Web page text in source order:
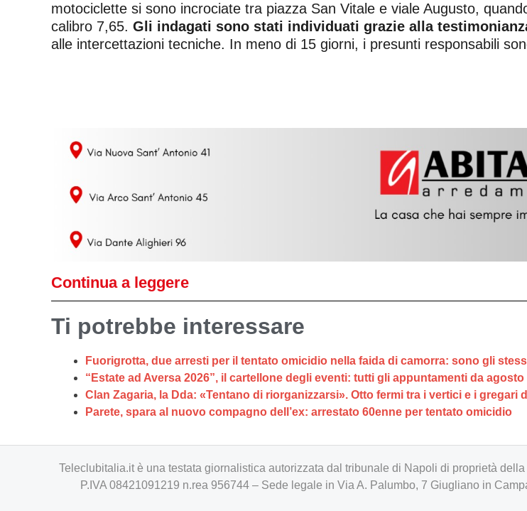
motociclette si sono incrociate tra piazza San Vitale e viale Augusto,
calibro 7,65. Gli indagati sono stati individuati grazie alla
alle intercettazioni tecniche. In meno di 15 giorni, i presunti responsabili
Continua a leggere
Ti potrebbe interessare
Fuorigrotta, due arresti per il tentato omicidio nella faida di camorra: sono gli
“Estate ad Aversa 2026”, il cartellone degli eventi: tutti gli appuntamenti da
Clan Zagaria, la Dda: «Tentano di riorganizzarsi». Otto fermi tra i vertici e i gregari
Parete, spara al nuovo compagno dell’ex: arrestato 60enne per tentato omicidio
Teleclubitalia.it è una testata giornalistica autorizzata dal tribunale di Napoli di proprietà
P.IVA 08421091219 n.rea 956744 – Sede legale in Via A. Palumbo, 7 Giugliano in